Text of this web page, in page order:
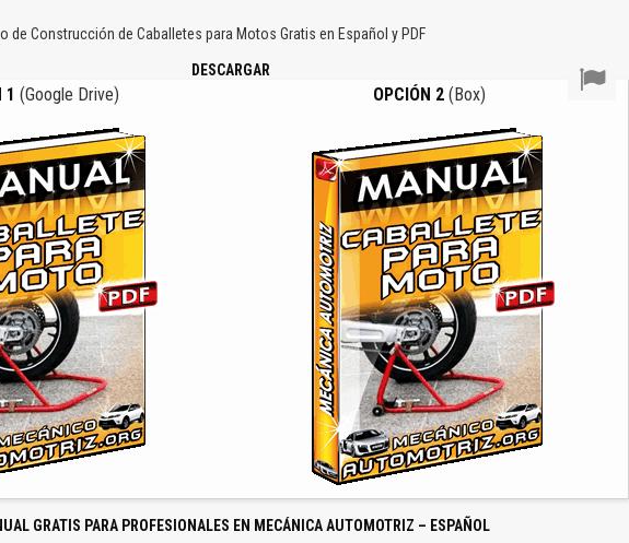
de Construcción de Caballetes para Motos Gratis en Español y PDF
DESCARGAR
1 (Google Drive) OPCIÓN 2(Box)
GRATIS PARA PROFESIONALES EN MECÁNICA AUTOMOTRIZ – ESPAÑOL